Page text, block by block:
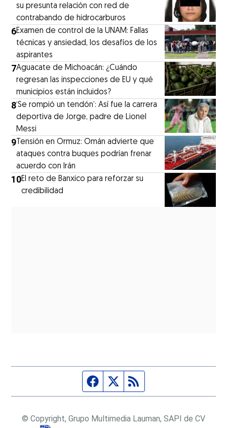
su presunta relación con red de
contrabando de hidrocarburos
6Examen de control de la UNAM: Fallas
técnicas y ansiedad, los desafíos de los
aspirantes
7Aguacate de Michoacán: ¿Cuándo
regresan las inspecciones de EU y qué
municipios están incluidos?
8‘Se rompió un tendón’: Así fue la carrera
deportiva de Jorge, padre de Lionel
Messi
9 Tensión en Ormuz: Omán advierte que
ataques contra buques podrían frenar
acuerdo con Irán
10El reto de Banxico para reforzar su
credibilidad
Página de Facebook
Fuente Twitter
© Copyright, Grupo Multimedia Lauman, SAPI de CV